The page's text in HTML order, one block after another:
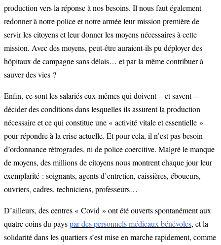
production vers la réponse à nos besoins. Il nous faut également
redonner à notre police et notre armée leur mission première de
servir les citoyens et leur donner les moyens nécessaires à cette
mission. Avec des moyens, peut-être auraient-ils pu déployer des
hôpitaux de campagne sans délais… et par la même contribuer à
sauver des vies ?
Enfin, ce sont les salariés eux-mêmes qui doivent – et savent –
décider des conditions dans lesquelles ils assurent la production
nécessaire et ce qui constitue une « activité vitale et essentielle »
pour répondre à la crise actuelle. Et pour cela, il n’est pas besoin
d’ordonnance rétrogrades, ni de police coercitive. Malgré le manque
de moyens, des millions de citoyens nous montrent chaque jour leur
exemplarité : soignants, agents d’entretien, caissières, éboueurs,
ouvriers, cadres, techniciens, professeurs…
D’ailleurs, des centres « Covid » ont été ouverts spontanément aux
quatre coins du payspar des personnels médicaux bénévoles, et la
solidarité dans les quartiers s’est mise en marche rapidement, comme